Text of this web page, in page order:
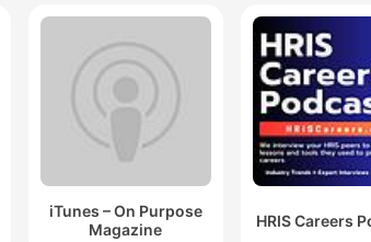
iTunes – On Purpose
Magazine
HRIS Careers